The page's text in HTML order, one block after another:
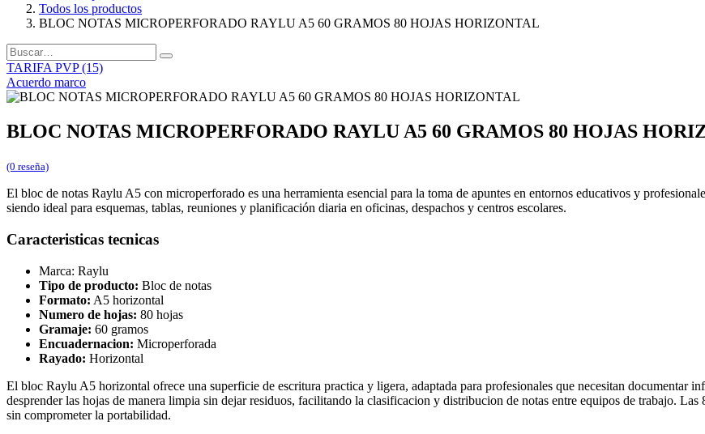
Todos los productos
BLOC NOTAS MICROPERFORADO RAYLU A5 60 GRAMOS 80 HOJAS HORIZONTAL
TARIFA PVP (15)
Acuerdo marco
BLOC NOTAS MICROPERFORADO RAYLU A5 60 GRAMOS 80 HOJAS
(0 reseña)
El bloc de notas Raylu A5 con microperforado es una herramienta esencial para la toma de apuntes en entornos educativos y
siendo ideal para esquemas, tablas, reuniones y planificación diaria en oficinas, despachos y centros escolares.
Caracteristicas tecnicas
Marca: Raylu
Tipo de producto: Bloc de notas
Formato: A5 horizontal
Numero de hojas: 80 hojas
Gramaje: 60 gramos
Encuadernacion: Microperforada
Rayado: Horizontal
El bloc Raylu A5 horizontal ofrece una superficie de escritura practica y ligera, adaptada para profesionales que necesitan documentar
desprender las hojas de manera limpia sin dejar residuos, facilitando la clasificacion y distribucion de notas entre equipos de trabajo.
sin comprometer la portabilidad.